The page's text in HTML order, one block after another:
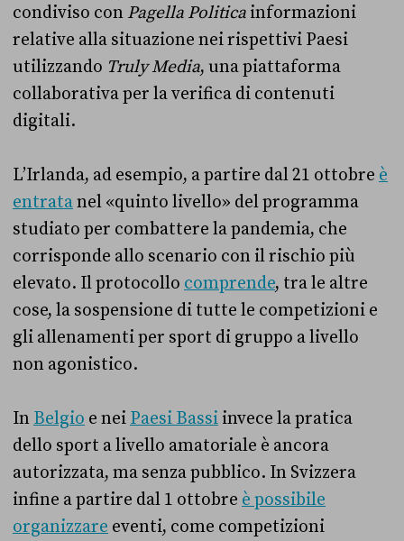
condiviso con Pagella Politica informazioni
relative alla situazione nei rispettivi Paesi
utilizzando Truly Media, una piattaforma
collaborativa per la verifica di contenuti
digitali.
L’Irlanda, ad esempio, a partire dal 21 ottobre è
entratanel «quinto livello» del programma
studiato per combattere la pandemia, che
corrisponde allo scenario con il rischio più
elevato. Il protocollo comprende, tra le altre
cose, la sospensione di tutte le competizioni e
gli allenamenti per sport di gruppo a livello
non agonistico.
In Belgio e nei Paesi Bassi invece la pratica
dello sport a livello amatoriale è ancora
autorizzata, ma senza pubblico. In Svizzera
infine a partire dal 1 ottobre è possibile
organizzare eventi, come competizioni